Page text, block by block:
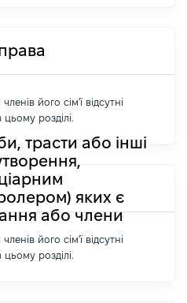
його сім'ї відсутні
розділі.
трасти або інші
яких є
або члени
його сім'ї відсутні
розділі.